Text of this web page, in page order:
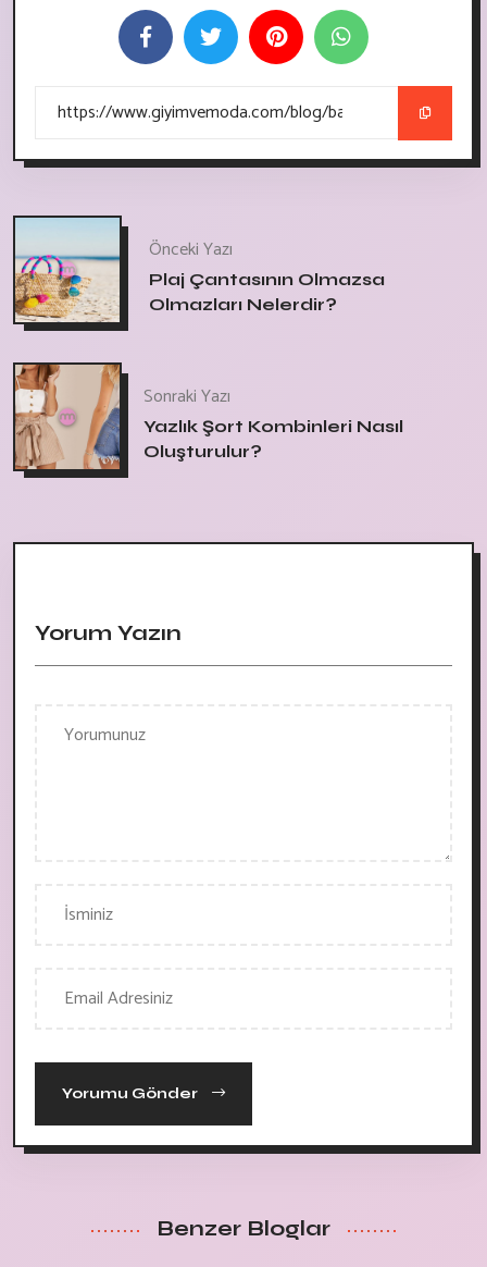
Önceki Yazı
Plaj Çantasının Olmazsa
Olmazları Nelerdir?
Sonraki Yazı
Yazlık Şort Kombinleri Nasıl
Oluşturulur?
Yorum Yazın
Yorumu Gönder
Benzer Bloglar